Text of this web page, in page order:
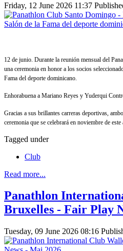
Friday, 12 June 2026 11:37
12 de junio. Durante la reunión mensual del
una ceremonia en honor a los socios
Fama del deporte dominicano.
Enhorabuena a Mariano Reyes y Yuderqui
Gracias a sus brillantes carreras deportivas,
ceremonia que se celebrará en noviembre de este
Tagged under
Club
Read more...
Panathlon
Bruxelles - Fair Play
Tuesday, 09 June 2026 08:16